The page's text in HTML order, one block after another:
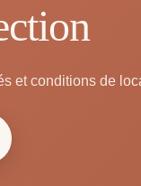
et conditions de